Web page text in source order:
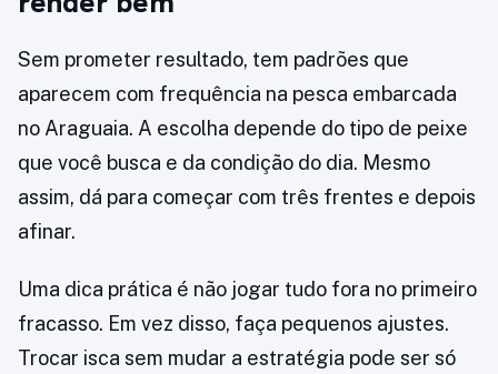
Sem prometer resultado, tem padrões que
aparecem com frequência na pesca embarcada
no Araguaia. A escolha depende do tipo de peixe
que você busca e da condição do dia. Mesmo
assim, dá para começar com três frentes e depois
afinar.
Uma dica prática é não jogar tudo fora no primeiro
fracasso. Em vez disso, faça pequenos ajustes.
Trocar isca sem mudar a estratégia pode ser só